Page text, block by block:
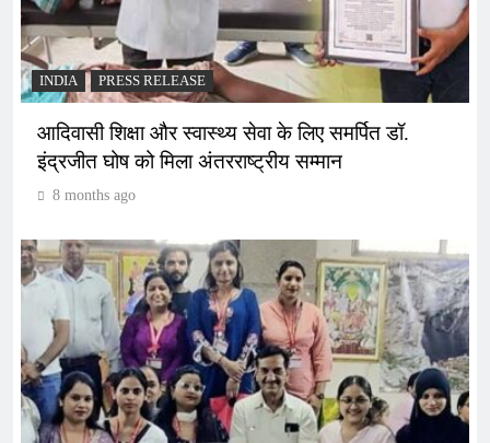
INDIA PRESS RELEASE
आदिवासी शिक्षा और स्वास्थ्य सेवा के लिए समर्पित डॉ.
इंद्रजीत घोष को मिला अंतरराष्ट्रीय सम्मान
8 months ago